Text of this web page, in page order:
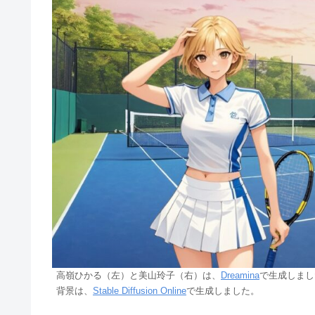
高嶺ひかる（左）と美山玲子（右）は、 Dreaminaで生成しま
背景は、 Stable Diffusion Onlineで生成しました。